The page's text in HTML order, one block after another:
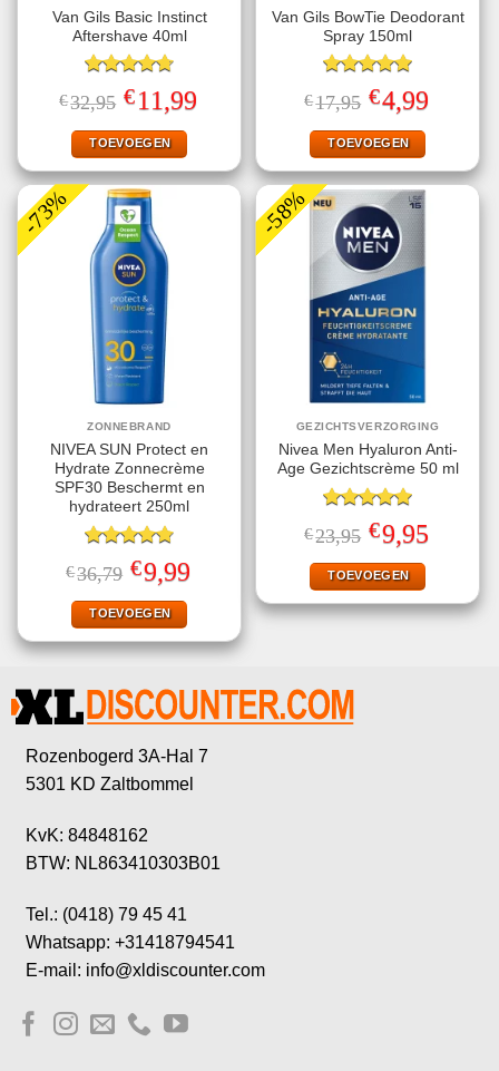
Van Gils Basic Instinct
Aftershave 40ml
Gewaardeerd
4.71uit 5
€32,95 Oorspronkelijke
prijs
was:
€32,95.
€11,99Huidige
prijs
TOEVOEGEN
Van Gils BowTie Deodorant
Spray 150ml
Gewaardeerd
5.00uit 5
€17,95 Oorspronkelijke
prijs
was:
€17,95.
€4,99Huidige
prijs
TOEVOEGEN
-73%
ZONNEBRAND
NIVEA SUN Protect en
Hydrate Zonnecrème
SPF30 Beschermt en
hydrateert 250ml
Gewaardeerd
4.78uit 5
€36,79 Oorspronkelijke
prijs
was:
€36,79.
€9,99Huidige
prijs
TOEVOEGEN
-58%
GEZICHTSVERZORGING
Nivea Men Hyaluron Anti-
Age Gezichtscrème 50 ml
Gewaardeerd
5.00uit 5
€23,95 Oorspronkelijke
prijs
was:
€23,95.
€9,95prijs
TOEVOEGEN
Rozenbogerd 3A-Hal 7
5301 KD Zaltbommel
KvK: 84848162
BTW: NL863410303B01
Tel.: (0418) 79 45 41
Whatsapp: +31418794541
E-mail: info@xldiscounter.com